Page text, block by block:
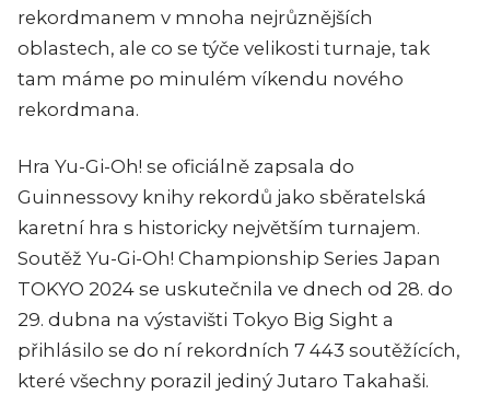
rekordmanem v mnoha nejrůznějších
oblastech, ale co se týče velikosti turnaje, tak
tam máme po minulém víkendu nového
rekordmana.
Hra Yu-Gi-Oh! se oficiálně zapsala do
Guinnessovy knihy rekordů jako sběratelská
karetní hra s historicky největším turnajem.
Soutěž Yu-Gi-Oh! Championship Series Japan
TOKYO 2024 se uskutečnila ve dnech od 28. do
29. dubna na výstavišti Tokyo Big Sight a
přihlásilo se do ní rekordních 7 443 soutěžících,
které všechny porazil jediný Jutaro Takahaši.